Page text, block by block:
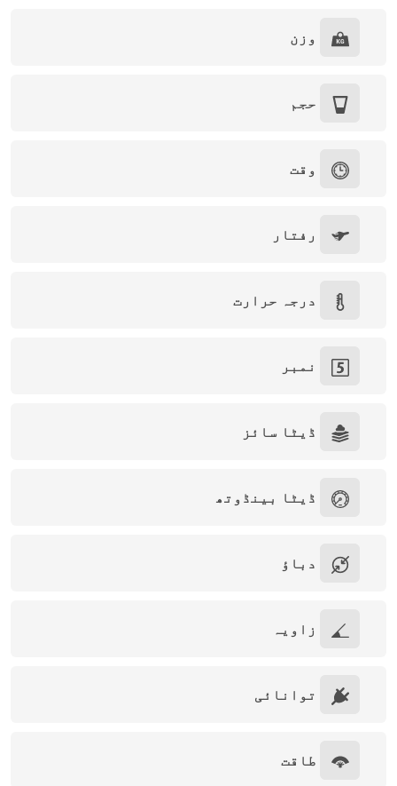
وزن
حجم
وقت
رفتار
درجہ حرارت
نمبر
ڈیٹا سائز
ڈیٹا بینڈوتھ
دباؤ
زاویہ
توانائی
طاقت